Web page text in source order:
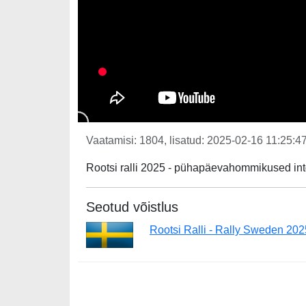
Vaatamisi: 1804, lisatud: 2025-02-16
Rootsi ralli 2025 - pühapäevahommikused
Seotud võistlus
Rootsi Ralli - Rally Sweden